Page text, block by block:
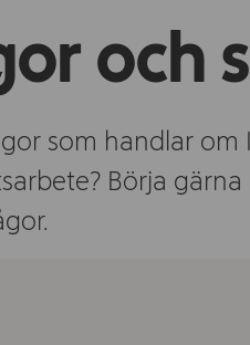
och
som handlar om
Börja